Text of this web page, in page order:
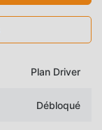
Plan Driver
Débloqué